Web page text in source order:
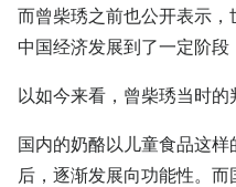
而曾柴琇之前也公开表示，
中国经济发展到了一定阶段
以如今来看，曾柴琇当时的
国内的奶酪以儿童食品这
后，逐渐发展向功能性。